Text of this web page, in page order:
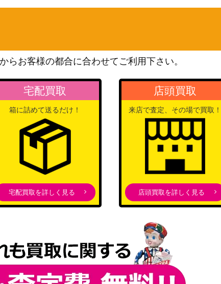
】
（RISING RAMPAGE）
88,000
12,500
（遊戯王OCG）
4,700
（Vol.3）
ｼｰｸﾚｯﾄ）SAST KONAMI
7,000
ｯﾄ）SAST
KONAMI
Nintendo
Nintendo
らお客様の都合に合わせてご利用下さい。
宅配買取
箱に詰めて送るだけ！
宅配買取を詳しく見る
店頭買取
来店で査定、その場で買取！
店頭買取を詳しく見る